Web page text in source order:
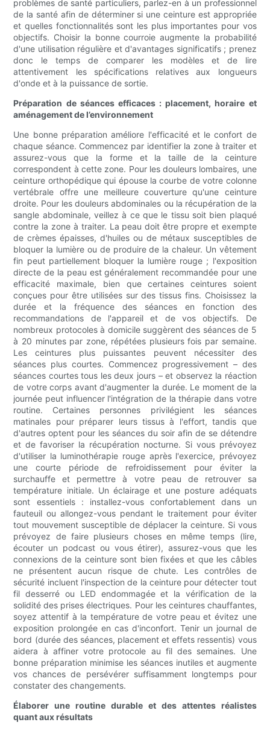
problèmes de santé particuliers, parlez-en à un professionnel
de la santé afin de déterminer si une ceinture est appropriée
et quelles fonctionnalités sont les plus importantes pour vos
objectifs. Choisir la bonne courroie augmente la probabilité
d'une utilisation régulière et d'avantages significatifs ; prenez
donc le temps de comparer les modèles et de lire
attentivement les spécifications relatives aux longueurs
d'onde et à la puissance de sortie.
Préparation de séances efficaces : placement, horaire et
aménagement de l’environnement
Une bonne préparation améliore l'efficacité et le confort de
chaque séance. Commencez par identifier la zone à traiter et
assurez-vous que la forme et la taille de la ceinture
correspondent à cette zone. Pour les douleurs lombaires, une
ceinture orthopédique qui épouse la courbe de votre colonne
vertébrale offre une meilleure couverture qu'une ceinture
droite. Pour les douleurs abdominales ou la récupération de la
sangle abdominale, veillez à ce que le tissu soit bien plaqué
contre la zone à traiter. La peau doit être propre et exempte
de crèmes épaisses, d'huiles ou de métaux susceptibles de
bloquer la lumière ou de produire de la chaleur. Un vêtement
fin peut partiellement bloquer la lumière rouge ; l'exposition
directe de la peau est généralement recommandée pour une
efficacité maximale, bien que certaines ceintures soient
conçues pour être utilisées sur des tissus fins. Choisissez la
durée et la fréquence des séances en fonction des
recommandations de l'appareil et de vos objectifs. De
nombreux protocoles à domicile suggèrent des séances de 5
à 20 minutes par zone, répétées plusieurs fois par semaine.
Les ceintures plus puissantes peuvent nécessiter des
séances plus courtes. Commencez progressivement – ​​des
séances courtes tous les deux jours – et observez la réaction
de votre corps avant d'augmenter la durée. Le moment de la
journée peut influencer l'intégration de la thérapie dans votre
routine. Certaines personnes privilégient les séances
matinales pour préparer leurs tissus à l'effort, tandis que
d'autres optent pour les séances du soir afin de se détendre
et de favoriser la récupération nocturne. Si vous prévoyez
d'utiliser la luminothérapie rouge après l'exercice, prévoyez
une courte période de refroidissement pour éviter la
surchauffe et permettre à votre peau de retrouver sa
température initiale. Un éclairage et une posture adéquats
sont essentiels : installez-vous confortablement dans un
fauteuil ou allongez-vous pendant le traitement pour éviter
tout mouvement susceptible de déplacer la ceinture. Si vous
prévoyez de faire plusieurs choses en même temps (lire,
écouter un podcast ou vous étirer), assurez-vous que les
connexions de la ceinture sont bien fixées et que les câbles
ne présentent aucun risque de chute. Les contrôles de
sécurité incluent l'inspection de la ceinture pour détecter tout
fil desserré ou LED endommagée et la vérification de la
solidité des prises électriques. Pour les ceintures chauffantes,
soyez attentif à la température de votre peau et évitez une
exposition prolongée en cas d'inconfort. Tenir un journal de
bord (durée des séances, placement et effets ressentis) vous
aidera à affiner votre protocole au fil des semaines. Une
bonne préparation minimise les séances inutiles et augmente
vos chances de persévérer suffisamment longtemps pour
constater des changements.
Élaborer une routine durable et des attentes réalistes
quant aux résultats